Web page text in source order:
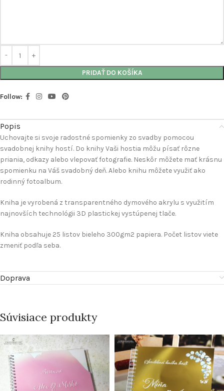
PRIDAŤ DO KOŠÍKA
Follow:
Popis
Uchovajte si svoje radostné spomienky zo svadby pomocou
svadobnej knihy hostí. Do knihy Vaši hostia môžu písať rôzne
priania, odkazy alebo vlepovať fotografie. Neskôr môžete mať krásnu
spomienku na Váš svadobný deň. Alebo knihu môžete využiť ako
rodinný fotoalbum.
Kniha je vyrobená z transparentného dymového akrylu s využitím
najnovších technológii 3D plastickej vystúpenej tlače.
Kniha obsahuje 25 listov bieleho 300gm2 papiera. Počet listov viete
zmeniť podľa seba.
Doprava
Súvisiace produkty